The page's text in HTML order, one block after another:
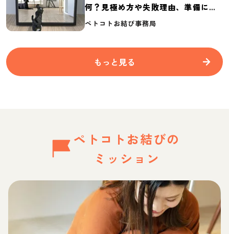
何？見極め方や失敗理由、準備に必
要なものを紹介
ペトコトお結び事務局
もっと見る
ペトコトお結びの
ミッション